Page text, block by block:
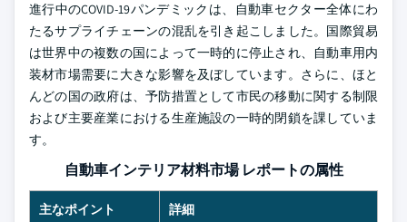
進行中のCOVID-19パンデミックは、自動車セクター全体にわ
たるサプライチェーンの混乱を引き起こしました。国際貿易
は世界中の複数の国によって一時的に停止され、自動車用内
装材市場需要に大きな影響を及ぼしています。さらに、ほと
んどの国の政府は、予防措置として市民の移動に関する制限
および主要産業における生産施設の一時的閉鎖を課していま
す。
自動車インテリア材料市場 レポートの属性
主なポイント 詳細